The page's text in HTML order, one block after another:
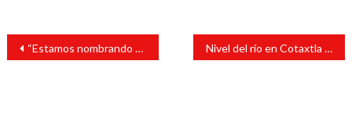
Navegación
entradas
“Estamos nombrando poco a poco”, reacciona Sheinbaum a posible invitación a su gobierno a hijos de AMLO Nivel del río en Cotaxtla va en ascenso; alertan ante posible desborde en Paso del Toro